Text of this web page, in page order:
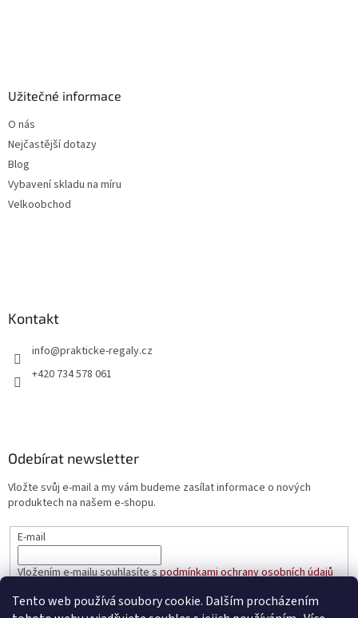
Tento web používá soubory cookie. Dalším procházením
Užitečné informace
O nás
Nejčastější dotazy
Blog
Vybavení skladu na míru
Velkoobchod
Kontakt
info@prakticke-regaly.cz
+420 734 578 061
Odebírat newsletter
Vložte svůj e-mail a my vám budeme zasílat informace o nových
produktech na našem e-shopu.
E-mail
Vložením e-mailu souhlasíte spodmínkami ochrany osobních údajů
PŘIHLÁSIT SE